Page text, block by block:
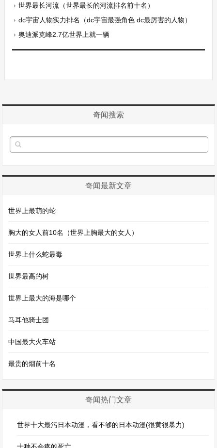
世界最长河流（世界最长的河流排名前十名）
dc宇宙人物实力排名（dc宇宙最强角色 dc最厉害的人物）
奥迪派克峰2.7亿世界上就一辆
奇闻搜索
奇闻最新文章
世界上最萌的蛇
胸大的女人前10名（世界上胸最大的女人）
世界上什么蛇最毒
世界最高的树
世界上最大的海是哪个
马耳他骑士团
中国最大火车站
最贵的烟前十名
奇闻热门文章
世界十大最污日本动漫，看不够的日本动漫(很黄很暴力)
十种不会疼的死亡